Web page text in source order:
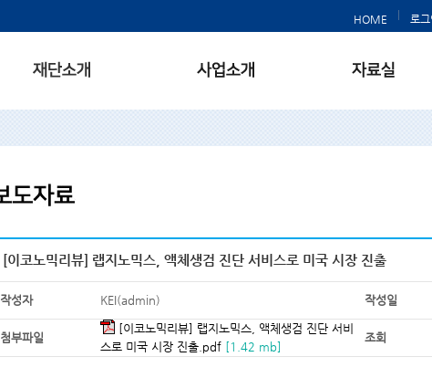
HOME 로그
[이코노믹리뷰] 랩지노믹스, 액체생검 진단 서비스로 미국 시장 진출
작성자 KEI(admin) 작성일
첨부파일
[이코노믹리뷰] 랩지노믹스, 액체생검 진단 서비
스로 미국 시장 진출.pdf [1.42 mb]
조회